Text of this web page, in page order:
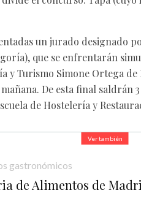
un jurado designado
que se enfrentarán
y Turismo Simone Ortega
De esta final saldrán
de Hostelería y
Ver también
gastronómicos
de Alimentos de